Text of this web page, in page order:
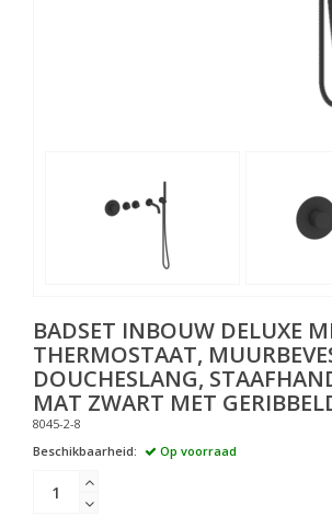
BADSET INBOUW DELUXE
THERMOSTAAT,
DOUCHESLANG,
MAT ZWART MET
8045-2-8
Beschikbaarheid:
Op voorraad